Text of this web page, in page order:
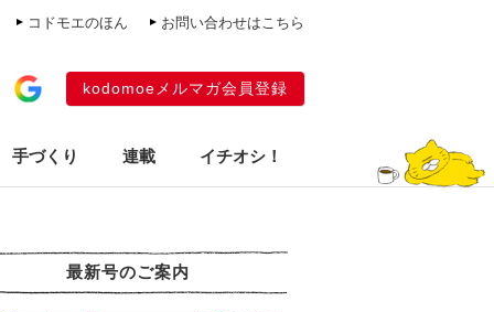
コドモエのほん お問い合わせはこちら
kodomoeメルマガ会員登録
手づくり 連載 イチオシ！
最新号のご案内